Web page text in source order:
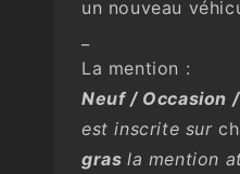
un nouveau
La mention :
Neuf / Occasion
est inscrite sur
gras la mention